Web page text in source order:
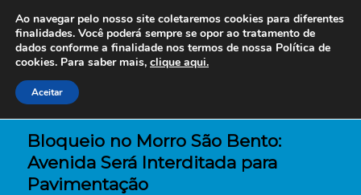
Bloqueio no Morro São Bento:
Avenida Será Interditada para
Pavimentação
Ao navegar pelo nosso site coletaremos cookies para diferentes
finalidades. Você poderá sempre se opor ao tratamento de
dados conforme a finalidade nos termos de nossa Política de
cookies. Para saber mais, clique aqui.
Aceitar